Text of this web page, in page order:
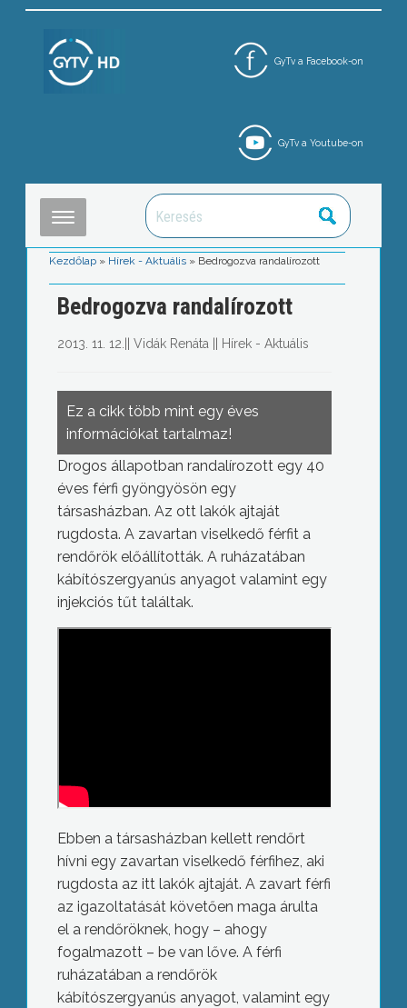
GyTv a Facebook-on
GyTv a Youtube-on
Kezdőlap » Hírek - Aktuális » Bedrogozva randalírozott
Bedrogozva randalírozott
2013. 11. 12. Vidák Renáta Hírek - Aktuális
Ez a cikk több mint egy éves
információkat tartalmaz!
Drogos állapotban randalírozott egy 40
éves férfi gyöngyösön egy
társasházban. Az ott lakók ajtaját
rugdosta. A zavartan viselkedő férfit a
rendőrök előállították. A ruházatában
kábítószergyanús anyagot valamint egy
injekciós tűt találtak.
Ebben a társasházban kellett rendőrt
hívni egy zavartan viselkedő férfihez, aki
rugdosta az itt lakók ajtaját. A zavart férfi
az igazoltatását követően maga árulta
el a rendőröknek, hogy – ahogy
fogalmazott – be van lőve. A férfi
ruházatában a rendőrök
kábítószergyanús anyagot, valamint egy